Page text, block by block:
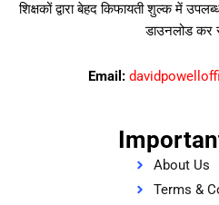
शिक्षकों द्वारा बेहद किफायती शुल्क में
डाउनलोड कर
Email:
About Us
Terms &